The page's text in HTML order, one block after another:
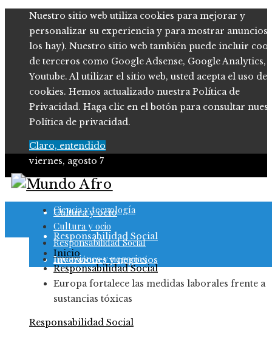
Nuestro sitio web utiliza cookies para mejorar y
personalizar su experiencia y para mostrar anuncios
los hay). Nuestro sitio web también puede incluir
de terceros como Google Adsense, Google Analytics,
Youtube. Al utilizar el sitio web, usted acepta el uso de
cookies. Hemos actualizado nuestra Política de
Privacidad. Haga clic en el botón para consultar
Política de privacidad.
Claro, entendido
viernes, agosto 7
Ciencia y tecnología
Cultura y ocio
Responsabilidad Social
Inversiones y negocios
Ciencia y tecnología
Cultura y ocio
Responsabilidad Social
Inversiones y negocios
Inicio
Responsabilidad Social
Europa fortalece las medidas laborales frente a
sustancias tóxicas
Responsabilidad Social